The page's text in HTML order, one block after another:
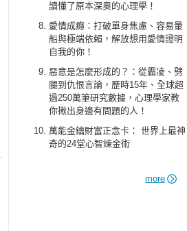
讀懂了原本深奧的心理學！
愛情成癮：打破單身焦慮、容易暈
船與極端依賴，解放想用愛情證明
自我的你！
惡意是怎麼形成的？：從霸凌、劈
腿到仇恨言論，歷時15年、全球超
過250萬筆研究數據，心理學家教
你揪出身邊有問題的人！
萬能金鑰財富正念卡： 世界上最神
奇的24堂心智煉金術
more